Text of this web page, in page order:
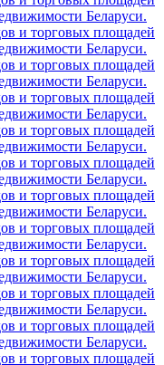
Беларуси.
и торговых площадей
Беларуси.
и торговых площадей
Беларуси.
и торговых площадей
Беларуси.
и торговых площадей
Беларуси.
и торговых площадей
Беларуси.
и торговых площадей
Беларуси.
и торговых площадей
Беларуси.
и торговых площадей
Беларуси.
и торговых площадей
Беларуси.
и торговых площадей
Беларуси.
и торговых площадей